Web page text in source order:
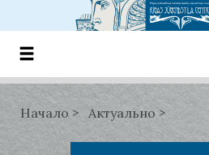
Начало Актуально